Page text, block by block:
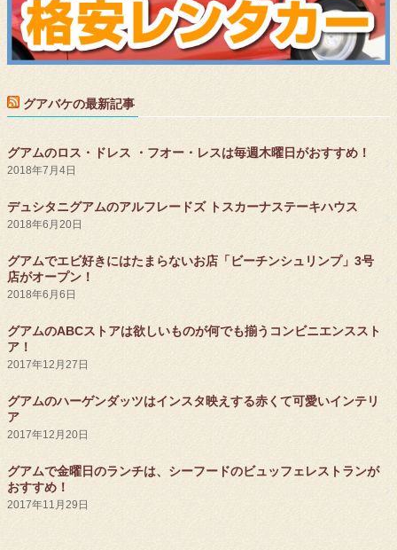
グアバケの最新記事
グアムのロス・ドレス ・フオー・レスは毎週木曜日がおすすめ！
2018年7月4日
デュシタニグアムのアルフレードズ トスカーナステーキハウス
2018年6月20日
グアムでエビ好きにはたまらないお店「ビーチンシュリンプ」3号
店がオープン！
2018年6月6日
グアムのABCストアは欲しいものが何でも揃うコンビニエンススト
ア！
2017年12月27日
グアムのハーゲンダッツはインスタ映えする赤くて可愛いインテリ
ア
2017年12月20日
グアムで金曜日のランチは、シーフードのビュッフェレストランが
おすすめ！
2017年11月29日